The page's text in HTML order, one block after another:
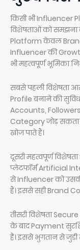
किसी भी
विशेषताओं को समझना
Platform केवल
Influencer की
भी महत्वपूर्ण भूमिका
सबसे पहली विशेषता
Profile बनाने की
Accounts,
Category जोड़
खोज पाते हैं।
दूसरी महत्वपूर्ण
प्लेटफॉर्म Artificial
से Influencer को
हैं। इससे सही Brand
तीसरी विशेषता
के बाद Payment
है। इससे भुगतान से जुड़ी